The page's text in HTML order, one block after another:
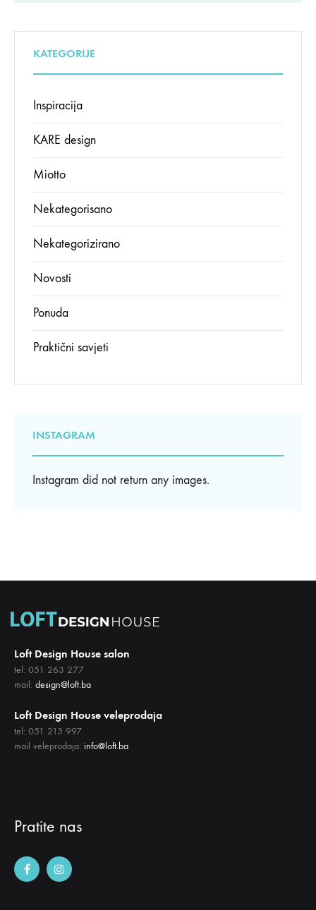
KATEGORIJE
Inspiracija
KARE design
Miotto
Nekategorisano
Nekategorizirano
Novosti
Ponuda
Praktični savjeti
INSTAGRAM
Instagram did not return any images.
Loft Design House salon
tel: 051 263 277
mail: design@loft.ba
Loft Design House veleprodaja
tel: 051 213 997
mail veleprodaja: info@loft.ba
Pratite nas